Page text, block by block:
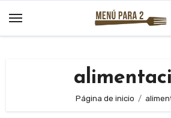
Página de inicio